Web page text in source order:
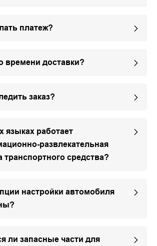
платеж?
времени доставки?
заказ?
языках работает
развлекательная
транспортного средства?
настройки автомобиля
ли запасные части для